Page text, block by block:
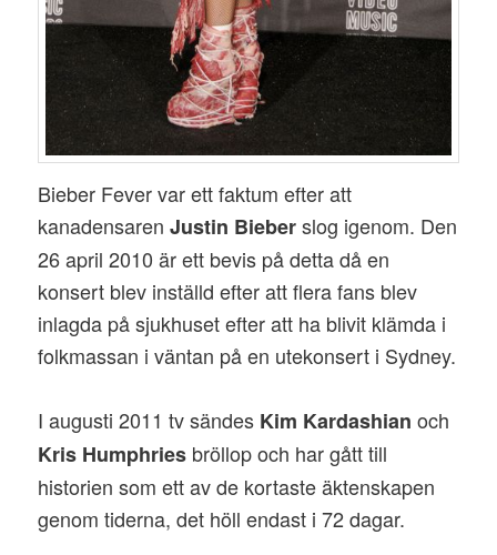
Bieber Fever var ett faktum efter att
kanadensarenJustin Bieberslog igenom. Den
26 april 2010 är ett bevis på detta då en
konsert blev inställd efter att flera fans blev
inlagda på sjukhuset efter att ha blivit klämda i
folkmassan i väntan på en utekonsert i Sydney.
I augusti 2011 tv sändes Kim Kardashian och
Kris Humphries bröllop och har gått till
historien som ett av de kortaste äktenskapen
genom tiderna, det höll endast i 72 dagar.